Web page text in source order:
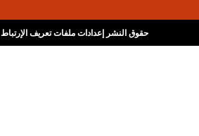
حقوق النشر إعدادات ملفات تعريف الإرتباط